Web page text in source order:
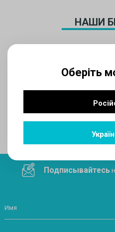
Оберіть
НАШИ
Поделитесь ссылкой
Подписывайтесь
Имя